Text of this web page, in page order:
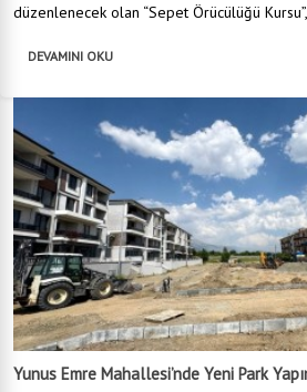
düzenlenecek olan “Sepet Örücülüğü
DEVAMINI OKU
Yunus Emre Mahallesi’nde Yeni Park